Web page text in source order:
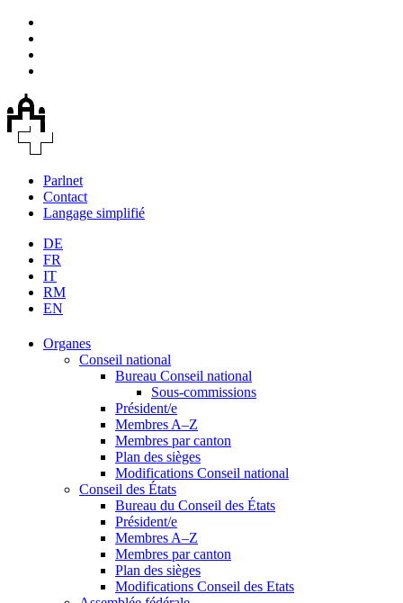
Parlnet
Contact
Langage simplifié
DE
FR
IT
RM
EN
Organes
Conseil national
Bureau Conseil national
Sous-commissions
Président/e
Membres A–Z
Membres par canton
Plan des sièges
Modifications Conseil national
Conseil des États
Bureau du Conseil des États
Président/e
Membres A–Z
Membres par canton
Plan des sièges
Modifications Conseil des Etats